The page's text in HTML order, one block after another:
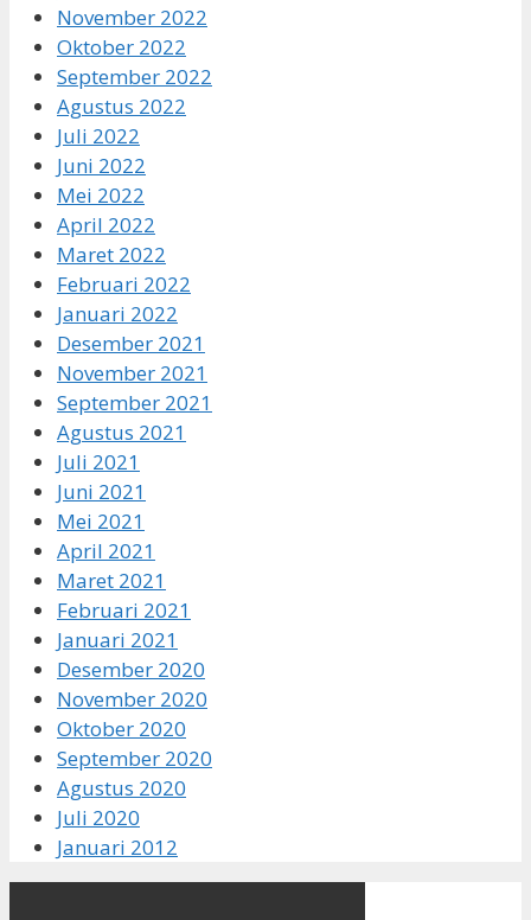
November 2022
Oktober 2022
September 2022
Agustus 2022
Juli 2022
Juni 2022
Mei 2022
April 2022
Maret 2022
Februari 2022
Januari 2022
Desember 2021
November 2021
September 2021
Agustus 2021
Juli 2021
Juni 2021
Mei 2021
April 2021
Maret 2021
Februari 2021
Januari 2021
Desember 2020
November 2020
Oktober 2020
September 2020
Agustus 2020
Juli 2020
Januari 2012